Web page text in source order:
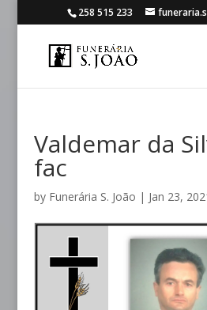
258 515 233
Valdemar da
fac
by Funerária S. João | Jan 23,